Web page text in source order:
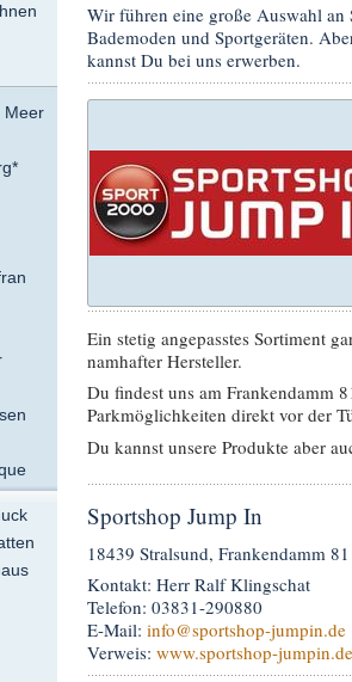
Meer
Wir führen eine große Auswahl an
Bademoden und Sportgeräten.
kannst Du bei uns erwerben.
Ein stetig angepasstes Sortiment
namhafter Hersteller.
Du findest uns am Frankendamm
Parkmöglichkeiten direkt vor der
Du kannst unsere Produkte aber
Sportshop Jump In
18439 Stralsund, Frankendamm 81
Kontakt: Herr Ralf Klingschat
Telefon: 03831-290880
E-Mail: info@sportshop-jumpin.de
Verweis: www.sportshop-jumpin.de